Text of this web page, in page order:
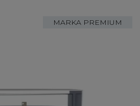
MARKA PREMIUM